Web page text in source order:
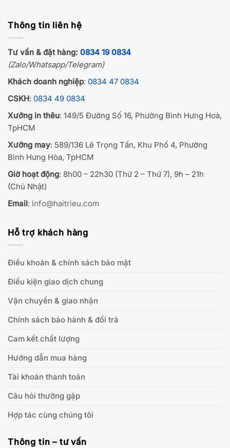
Thông tin liên hệ
Tư vấn & đặt hàng: 0834 19 0834
(Zalo/Whatsapp/Telegram)
Khách doanh nghiệp: 0834 47 0834
CSKH: 0834 49 0834
Xưởng in thêu: 149/5 Đường Số 16, Phường Bình Hưng Hoà,
TpHCM
Xưởng may: 589/136 Lê Trọng Tấn, Khu Phố 4, Phường
Bình Hưng Hòa, TpHCM
Giờ hoạt động: 8h00 – 22h30 (Thứ 2 – Thứ 7), 9h – 21h
(Chủ Nhật)
Email: info@haitrieu.com
Hỗ trợ khách hàng
Điều khoản & chính sách bảo mật
Điều kiện giao dịch chung
Vận chuyển & giao nhận
Chính sách bảo hành & đổi trả
Cam kết chất lượng
Hướng dẫn mua hàng
Tài khoản thanh toán
Câu hỏi thường gặp
Hợp tác cùng chúng tôi
Thông tin – tư vấn